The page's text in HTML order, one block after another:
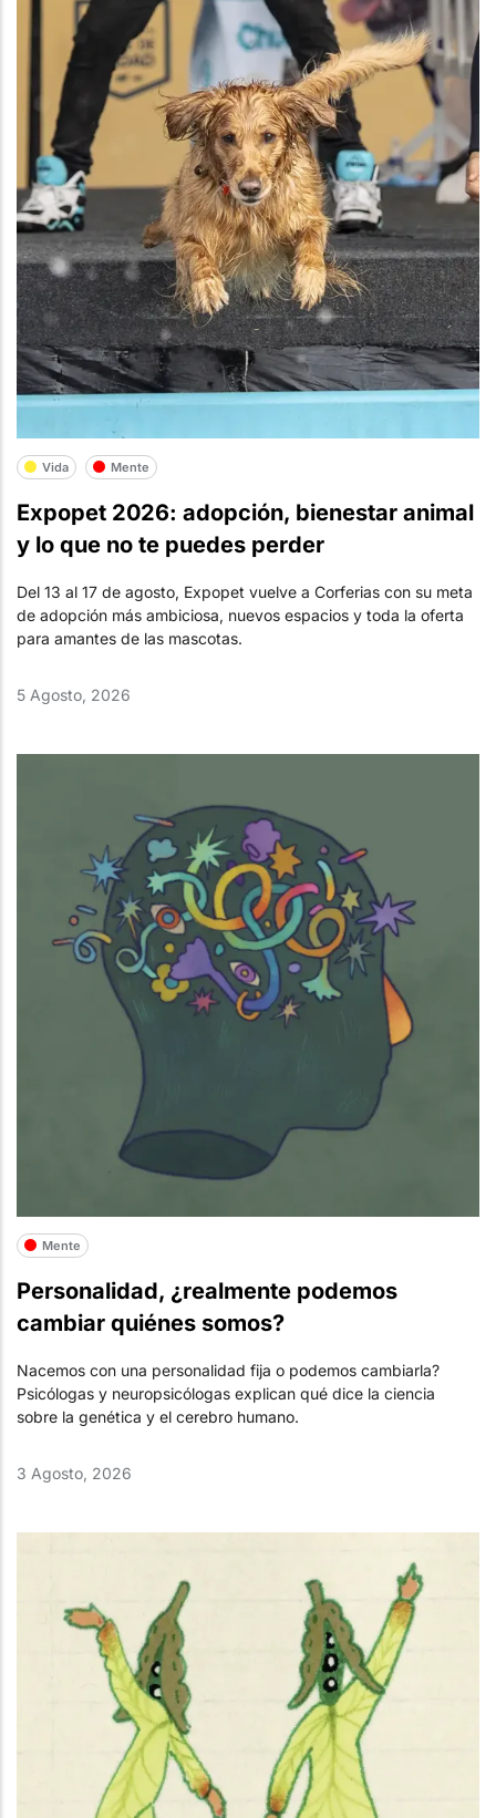
Vida Mente
Expopet 2026: adopción, bienestar animal
y lo que no te puedes perder
Del 13 al 17 de agosto, Expopet vuelve a Corferias con su meta
de adopción más ambiciosa, nuevos espacios y toda la oferta
para amantes de las mascotas.
5 Agosto, 2026
Mente
Personalidad, ¿realmente podemos
cambiar quiénes somos?
Nacemos con una personalidad fija o podemos cambiarla?
Psicólogas y neuropsicólogas explican qué dice la ciencia
sobre la genética y el cerebro humano.
3 Agosto, 2026